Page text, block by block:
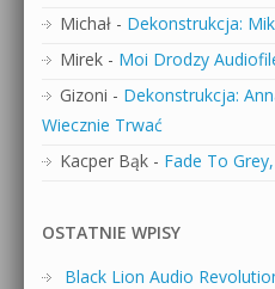
Michał - Dekonstrukcja:
Mirek - Moi Drodzy
Gizoni - Dekonstrukcja:
Wiecznie Trwać
Kacper Bąk - Fade To
OSTATNIE WPISY
Black Lion Audio